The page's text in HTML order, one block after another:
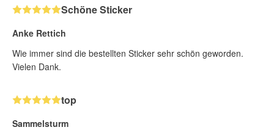
Schöne Sticker
Anke Rettich
Wie immer sind die bestellten Sticker sehr schön geworden.
Vielen Dank.
top
Sammelsturm